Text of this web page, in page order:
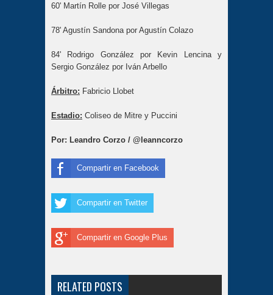
60' Martín Rolle por José Villegas
78' Agustín Sandona por Agustín Colazo
84' Rodrigo González por Kevin Lencina y
Sergio González por Iván Arbello
Árbitro: Fabricio Llobet
Estadio: Coliseo de Mitre y Puccini
Por: Leandro Corzo / @leanncorzo
Compartir en Facebook
Compartir en Twitter
Compartir en Google Plus
RELATED POSTS